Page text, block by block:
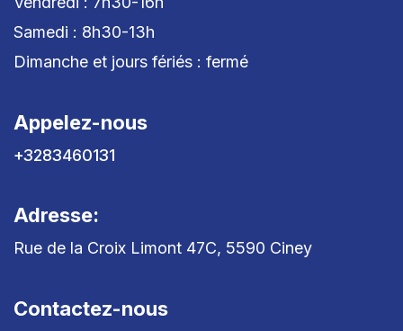
Samedi : 8h30-13h
Dimanche et jours fériés : fermé
Appelez-nous
+3283460131
Adresse:
Rue de la Croix Limont 47C, 5590 Ciney
Contactez-nous